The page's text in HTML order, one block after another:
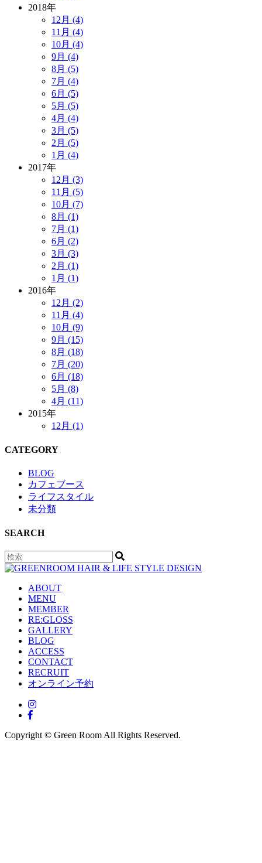
2018年
12月 (4)
11月 (4)
10月 (4)
9月 (4)
8月 (5)
7月 (4)
6月 (5)
5月 (5)
4月 (4)
3月 (5)
2月 (5)
1月 (4)
2017年
12月 (3)
11月 (5)
10月 (7)
8月 (1)
7月 (1)
6月 (2)
3月 (3)
2月 (1)
1月 (1)
2016年
12月 (2)
11月 (4)
10月 (9)
9月 (15)
8月 (18)
7月 (20)
6月 (18)
5月 (8)
4月 (11)
2015年
12月 (1)
CATEGORY
BLOG
カフェブース
ライフスタイル
未分類
SEARCH
ABOUT
MENU
MEMBER
RE:GLOSS
GALLERY
BLOG
ACCESS
CONTACT
RECRUIT
オンライン予約
Copyright © Green Room All Rights Reserved.